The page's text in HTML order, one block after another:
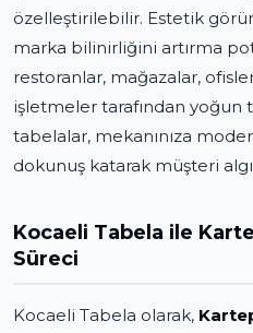
özelleştirilebilir. Estetik
marka bilinirliğini artırma
restoranlar, mağazalar,
işletmeler tarafından
tabelalar, mekanınıza
dokunuş katarak müşteri
Kocaeli Tabela ile
Süreci
Kocaeli Tabela olarak,